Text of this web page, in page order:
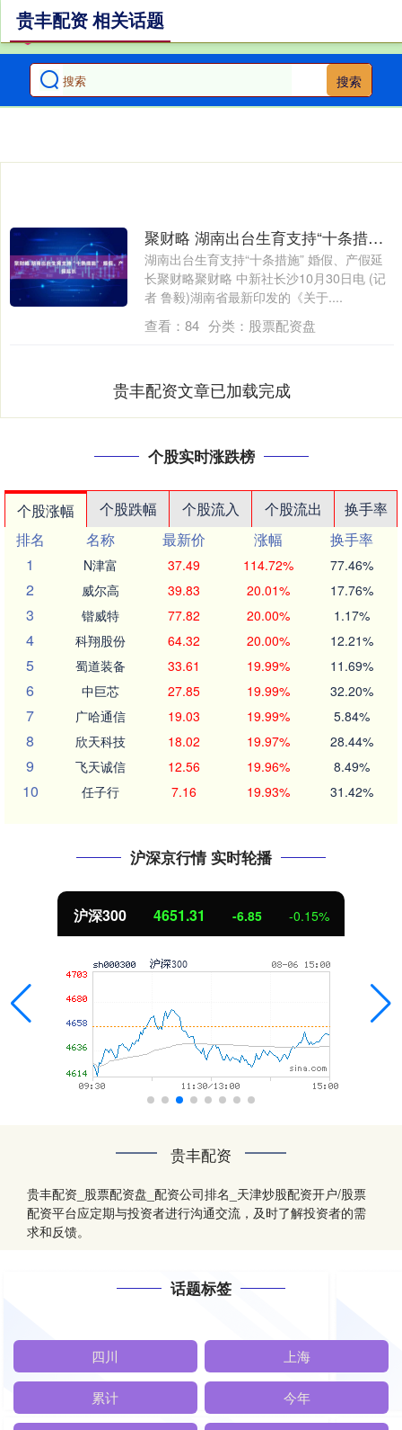
搜索
贵丰配资 相关话题
聚财略 湖南出台生育支持“十条措施” 婚假、产假延长
湖南出台生育支持“十条措施” 婚假、产假延
长聚财略聚财略 中新社长沙10月30日电 (记
者 鲁毅)湖南省最新印发的《关于....
查看： 84 分类： 股票配资盘
贵丰配资文章已加载完成
个股实时涨跌榜
个股涨幅 个股跌幅 个股流入 个股流出
换手率
排名
名称 最新价 涨幅
换手率
1
N津富 37.49 114.72% 77.46%
2 威尔高 39.83 20.01% 17.76%
3 锴威特 77.82 20.00% 1.17%
4 科翔股份 64.32 20.00% 12.21%
5 蜀道装备 33.61 19.99% 11.69%
6 中巨芯 27.85 19.99% 32.20%
7 广哈通信 19.03 19.99% 5.84%
8 欣天科技 18.02 19.97% 28.44%
9 飞天诚信 12.56 19.96% 8.49%
10 任子行 7.16 19.93% 31.42%
沪深京行情 实时轮播
沪深300 4651.31 -6.85 -0.15%
贵丰配资
贵丰配资_股票配资盘_配资公司排名_天津炒股配资开户/股票
配资平台应定期与投资者进行沟通交流，及时了解投资者的需
求和反馈。
话题标签
四川 上海
累计 今年